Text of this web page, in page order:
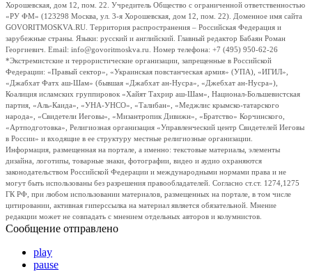
Хорошевская, дом 12, пом. 22. Учредитель Общество с ограниченной ответственностью
«РУ ФМ» (123298 Москва, ул. 3-я Хорошевская, дом 12, пом. 22). Доменное имя сайта
GOVORITMOSKVA.RU. Территория распространения – Российская Федерация и
зарубежные страны. Языки: русский и английский. Главный редактор Бабаян Роман
Георгиевич. Email: info@govoritmoskva.ru. Номер телефона: +7 (495) 950-62-26
*Экстремистские и террористические организации, запрещенные в Российской
Федерации: «Правый сектор», «Украинская повстанческая армия» (УПА), «ИГИЛ»,
«Джабхат Фатх аш-Шам» (бывшая «Джабхат ан-Нусра», «Джебхат ан-Нусра»),
Коалиция исламских группировок «Хайят Тахрир аш-Шам», Национал-Большевистская
партия, «Аль-Каида», «УНА-УНСО», «Талибан», «Меджлис крымско-татарского
народа», «Свидетели Иеговы», «Мизантропик Дивижн», «Братство» Корчинского,
«Артподготовка», Религиозная организация «Управленческий центр Свидетелей Иеговы
в России» и входящие в ее структуру местные религиозные организации.
Информация, размещенная на портале, а именно: текстовые материалы, элементы
дизайна, логотипы, товарные знаки, фотографии, видео и аудио охраняются
законодательством Российской Федерации и международными нормами права и не
могут быть использованы без разрешения правообладателей. Согласно ст.ст. 1274,1275
ГК РФ, при любом использовании материалов, размещенных на портале, в том числе
цитировании, активная гиперссылка на материал является обязательной. Мнение
редакции может не совпадать с мнением отдельных авторов и колумнистов.
Сообщение отправлено
play
pause